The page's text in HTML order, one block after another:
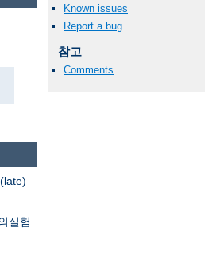
Known issues
Report a bug
참고
Comments
실험